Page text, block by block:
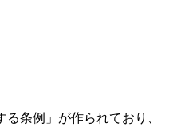
条例」が作られており、